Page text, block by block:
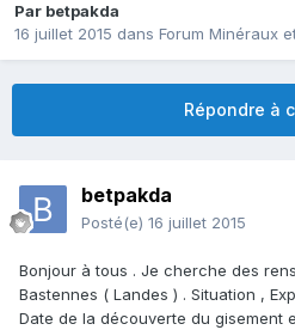
Par betpakda
16 juillet 2015 dans Forum Minéraux
Répondre à
betpakda
Posté(e) 16 juillet 2015
Bonjour à tous . Je cherche des
Bastennes ( Landes ) . Situation ,
Date de la découverte du gisement